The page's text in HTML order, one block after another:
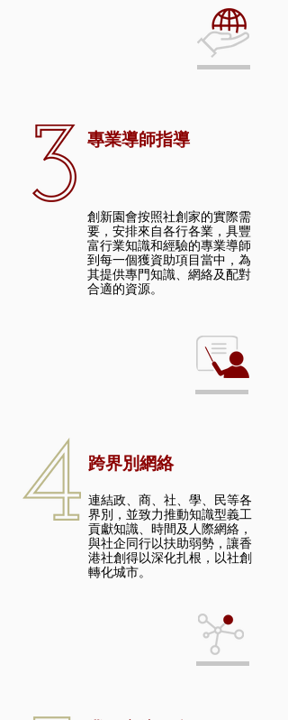
創新園會按照社創家的實際需
要，安排來自各行各業，具豐
富行業知識和經驗的專業導師
到每一個獲資助項目當中，為
其提供專門知識、網絡及配對
合適的資源。
專業導師指導
跨界別網絡
連結政、商、社、學、民等各
界別，並致力推動知識型義工
貢獻知識、時間及人際網絡，
與社企同行以扶助弱勢，讓香
港社創得以深化扎根，以社創
轉化城市。